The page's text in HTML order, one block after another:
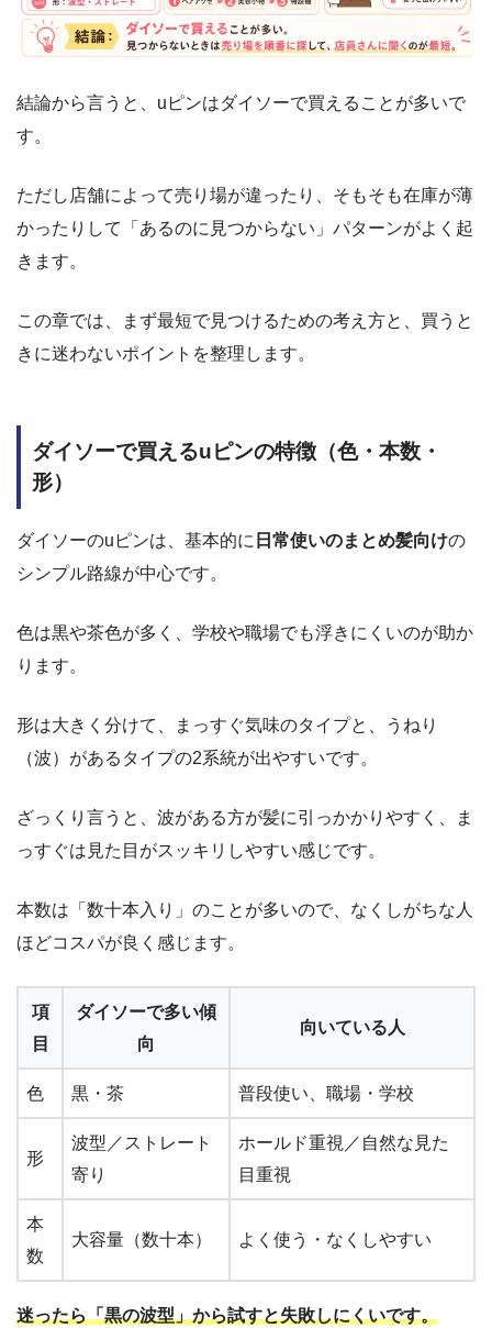
結論から言うと、uピンはダイソーで買えることが多いで
す。
ただし店舗によって売り場が違ったり、そもそも在庫が薄
かったりして「あるのに見つからない」パターンがよく起
きます。
この章では、まず最短で見つけるための考え方と、買うと
きに迷わないポイントを整理します。
ダイソーで買えるuピンの特徴（色・本数・
形）
ダイソーのuピンは、基本的に 日常使いのまとめ髪向けの
シンプル路線が中心です。
色は黒や茶色が多く、学校や職場でも浮きにくいのが助か
ります。
形は大きく分けて、まっすぐ気味のタイプと、うねり
（波）があるタイプの2系統が出やすいです。
ざっくり言うと、波がある方が髪に引っかかりやすく、ま
っすぐは見た目がスッキリしやすい感じです。
本数は「数十本入り」のことが多いので、なくしがちな人
ほどコスパが良く感じます。
項
目
ダイソーで多い傾
向
向いている人
色 黒・茶 普段使い、職場・学校
形
波型／ストレート
寄り
ホールド重視／自然な見た
目重視
本
数
大容量（数十本） よく使う・なくしやすい
迷ったら「黒の波型」から試すと失敗しにくいです。